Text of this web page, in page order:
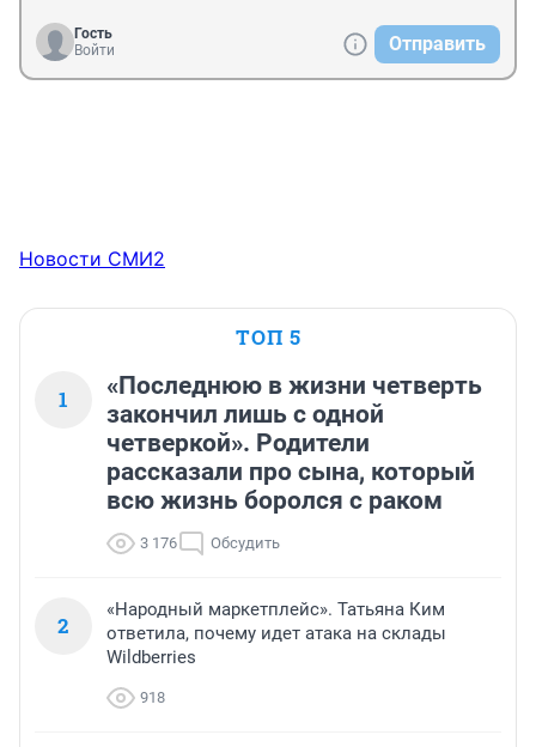
Гость
Войти
Отправить
Новости СМИ2
ТОП 5
1
«Последнюю в жизни четверть
закончил лишь с одной
четверкой». Родители
рассказали про сына, который
всю жизнь боролся с раком
3 176 Обсудить
2
«Народный маркетплейс». Татьяна Ким
ответила, почему идет атака на склады
Wildberries
918